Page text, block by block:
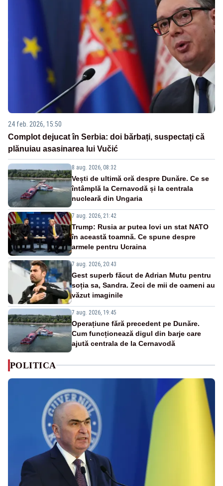
24 feb. 2026, 15:50
Complot dejucat în Serbia: doi bărbați, suspectați că
plănuiau asasinarea lui Vučić
8 aug. 2026, 08:32
Vești de ultimă oră despre Dunăre. Ce se
întâmplă la Cernavodă și la centrala
nucleară din Ungaria
7 aug. 2026, 21:42
Trump: Rusia ar putea lovi un stat NATO
în această toamnă. Ce spune despre
armele pentru Ucraina
7 aug. 2026, 20:43
Gest superb făcut de Adrian Mutu pentru
soția sa, Sandra. Zeci de mii de oameni au
văzut imaginile
7 aug. 2026, 19:45
Operațiune fără precedent pe Dunăre.
Cum funcționează digul din barje care
ajută centrala de la Cernavodă
POLITICA